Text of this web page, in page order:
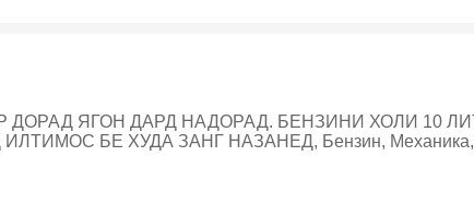
ЯГОН ДАРД НАДОРАД. БЕНЗИНИ ХОЛИ 10 ЛИТР
БЕ ХУДА ЗАНГ НАЗАНЕД, Бензин, Механика,